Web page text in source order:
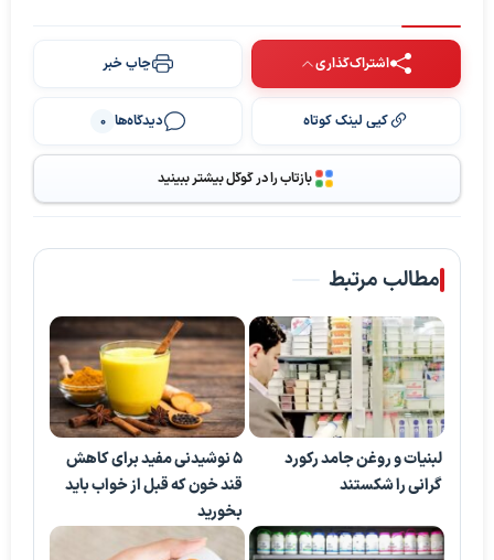
اشتراک‌گذاری چاپ خبر
کپی لینک کوتاه دیدگاه‌ها 0
بازتاب را در گوگل بیشتر ببینید
مطالب مرتبط
لبنیات و روغن جامد رکورد
گرانی را شکستند
۵ نوشیدنی مفید برای کاهش
قند خون که قبل از خواب باید
بخورید